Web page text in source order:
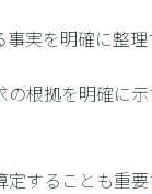
事実を明確に整理
根拠を明確に
定することも重要